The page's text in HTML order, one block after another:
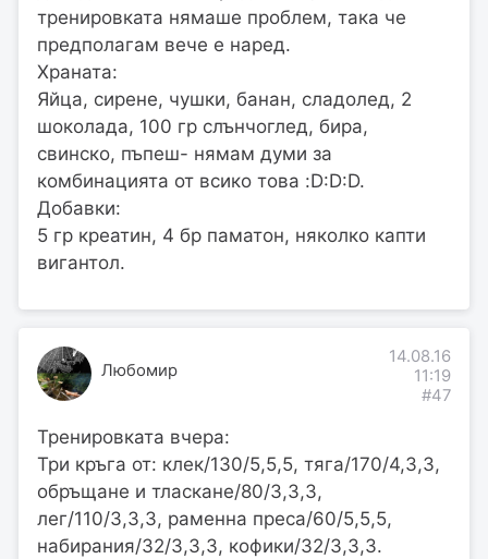
тренировката нямаше проблем, така че
предполагам вече е наред.
Храната:
Яйца, сирене, чушки, банан, сладолед, 2
шоколада, 100 гр слънчоглед, бира,
свинско, пъпеш- нямам думи за
комбинацията от всико това :D:D:D.
Добавки:
5 гр креатин, 4 бр паматон, няколко капти
вигантол.
Любомир
14.08.16
11:19
#47
Тренировката вчера:
Три кръга от: клек/130/5,5,5, тяга/170/4,3,3,
обръщане и тласкане/80/3,3,3,
лег/110/3,3,3, раменна преса/60/5,5,5,
набирания/32/3,3,3, кофики/32/3,3,3.